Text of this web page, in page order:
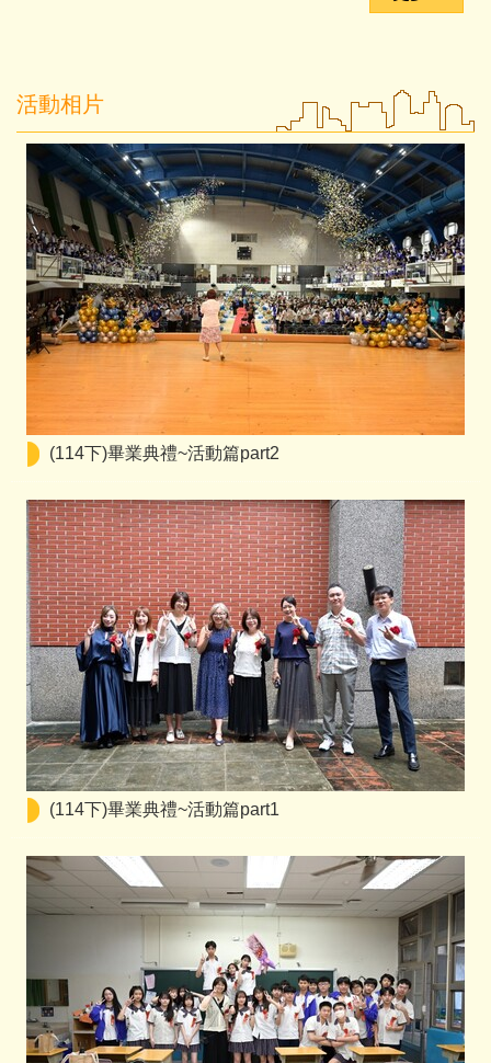
活動相片
(114下)畢業典禮~活動篇part2
(114下)畢業典禮~活動篇part1